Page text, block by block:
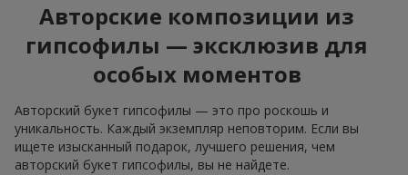
Авторские композиции из
гипсофилы — эксклюзив для
особых моментов
Авторский букет гипсофилы — это про роскошь и
уникальность. Каждый экземпляр неповторим. Если вы
ищете изысканный подарок, лучшего решения, чем
авторский букет гипсофилы, вы не найдете.